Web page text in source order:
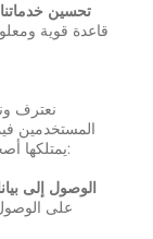
تحسين خدماتنا
قاعدة قوية
المستخدمين
يمتلكها أصحاب البيانات فيما يتعلق بمعالجة بياناتهم الشخصية:
الوصول إلى
على